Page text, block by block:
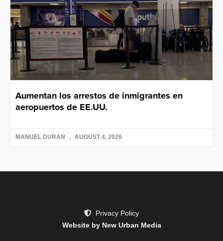
Aumentan los arrestos de inmigrantes en
aeropuertos de EE.UU.
MANUEL DURAN AUGUST 4, 2026
Privacy Policy
Website by New Urban Media